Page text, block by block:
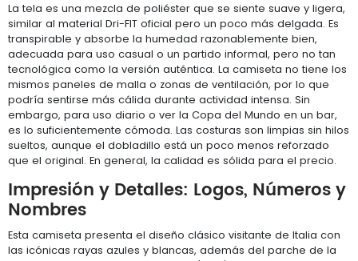
La tela es una mezcla de poliéster que se siente suave y ligera,
similar al material Dri-FIT oficial pero un poco más delgada. Es
transpirable y absorbe la humedad razonablemente bien,
adecuada para uso casual o un partido informal, pero no tan
tecnológica como la versión auténtica. La camiseta no tiene los
mismos paneles de malla o zonas de ventilación, por lo que
podría sentirse más cálida durante actividad intensa. Sin
embargo, para uso diario o ver la Copa del Mundo en un bar,
es lo suficientemente cómoda. Las costuras son limpias sin hilos
sueltos, aunque el dobladillo está un poco menos reforzado
que el original. En general, la calidad es sólida para el precio.
Impresión y Detalles: Logos, Números y
Nombres
Esta camiseta presenta el diseño clásico visitante de Italia con
las icónicas rayas azules y blancas, además del parche de la